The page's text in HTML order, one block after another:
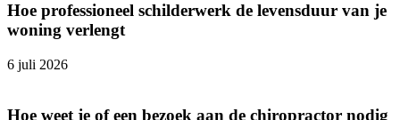
Hoe professioneel schilderwerk de levensduur van je
woning verlengt
6 juli 2026
Hoe weet je of een bezoek aan de chiropractor nodig